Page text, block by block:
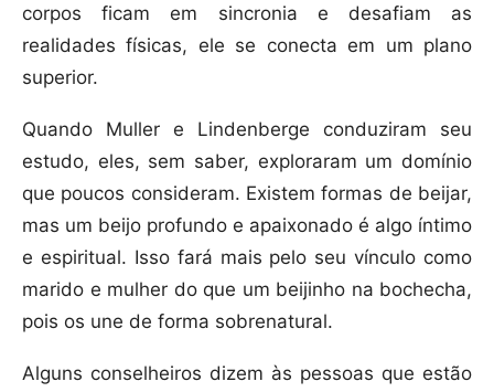
corpos ficam em sincronia e desafiam as
realidades físicas, ele se conecta em um plano
superior.
Quando Muller e Lindenberge conduziram seu
estudo, eles, sem saber, exploraram um domínio
que poucos consideram. Existem formas de beijar,
mas um beijo profundo e apaixonado é algo íntimo
e espiritual. Isso fará mais pelo seu vínculo como
marido e mulher do que um beijinho na bochecha,
pois os une de forma sobrenatural.
Alguns conselheiros dizem às pessoas que estão